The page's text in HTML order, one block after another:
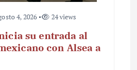
4, 2026 24 views
su entrada al
con Alsea a